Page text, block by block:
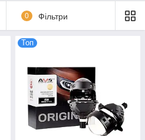
0 Фільтри
Топ